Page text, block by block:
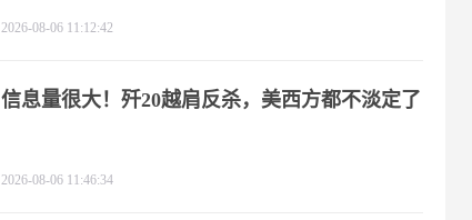
2026-08-06 11:12:42
信息量很大！歼20越肩反杀，美西方都不淡定了
2026-08-06 11:46:34